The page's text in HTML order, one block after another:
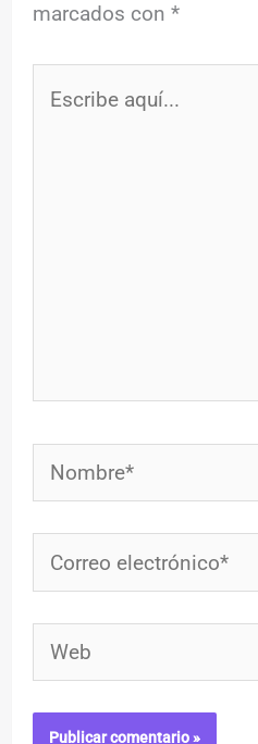
marcados con*
Nombre*
Correo
electrónico*
Web